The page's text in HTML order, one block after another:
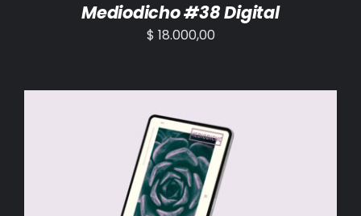
Mediodicho #38 Digital
$ 18.000,00
AÑADIR AL CARRITO /